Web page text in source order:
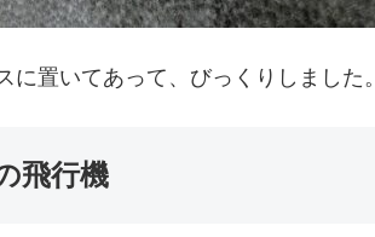
に置いてあって、びっくりしました。
飛行機